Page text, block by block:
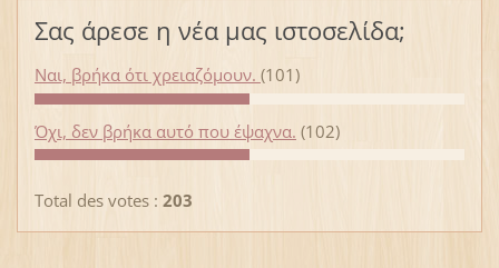
Σας άρεσε η νέα μας ιστοσελίδα;
Ναι, βρήκα ότι χρειαζόμουν. (101)
Όχι, δεν βρήκα αυτό που έψαχνα. (102)
Total des votes : 203